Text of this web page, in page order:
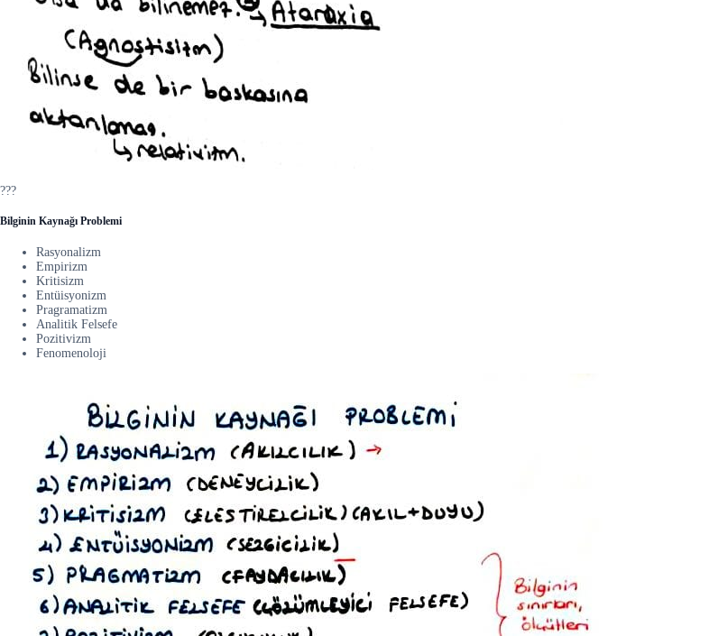
???
Bilginin Kaynağı Problemi
Rasyonalizm
Empirizm
Kritisizm
Entüisyonizm
Pragramatizm
Analitik Felsefe
Pozitivizm
Fenomenoloji